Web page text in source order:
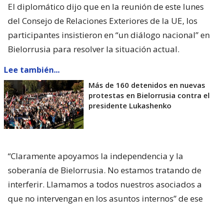
El diplomático dijo que en la reunión de este lunes
del Consejo de Relaciones Exteriores de la UE, los
participantes insistieron en “un diálogo nacional” en
Bielorrusia para resolver la situación actual.
Lee también...
Más de 160 detenidos en nuevas
protestas en Bielorrusia contra el
presidente Lukashenko
“Claramente apoyamos la independencia y la
soberanía de Bielorrusia. No estamos tratando de
interferir. Llamamos a todos nuestros asociados a
que no intervengan en los asuntos internos” de ese